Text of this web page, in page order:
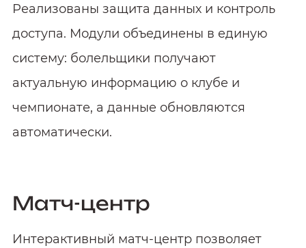
Реализованы защита данных и контроль
доступа. Модули объединены в единую
систему: болельщики получают
актуальную информацию о клубе и
чемпионате, а данные обновляются
автоматически.
Матч-центр
Интерактивный матч‑центр позволяет